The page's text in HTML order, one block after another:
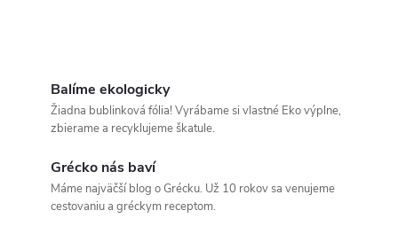
Balíme ekologicky
Žiadna bublinková fólia! Vyrábame si vlastné Eko výplne,
zbierame a recyklujeme škatule.
Grécko nás baví
Máme najväčší blog o Grécku. Už 10 rokov sa venujeme
cestovaniu a gréckym receptom.